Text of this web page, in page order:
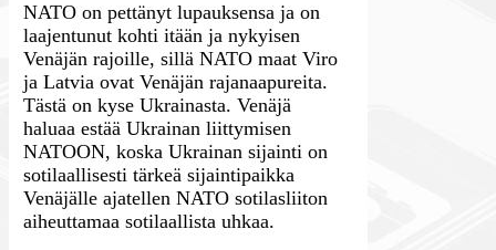
NATO on pettänyt lupauksensa ja on
laajentunut kohti itään ja nykyisen
Venäjän rajoille, sillä NATO maat Viro
ja Latvia ovat Venäjän rajanaapureita.
Tästä on kyse Ukrainasta. Venäjä
haluaa estää Ukrainan liittymisen
NATOON, koska Ukrainan sijainti on
sotilaallisesti tärkeä sijaintipaikka
Venäjälle ajatellen NATO sotilasliiton
aiheuttamaa sotilaallista uhkaa.